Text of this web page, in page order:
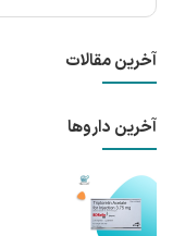
آخرین مقالات
آخرین داروها